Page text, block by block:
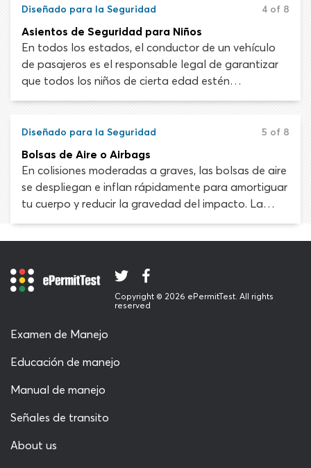
pongan el suyo. Se ha demostrado sin lugar a duda
que los cinturones de seguridad salvan vidas.
Diseñado para la Seguridad 4 of 8
Asientos de Seguridad para Niños
En todos los estados, el conductor de un vehículo
de pasajeros es el responsable legal de garantizar
que todos los niños de cierta edad estén
asegurados con un sistema de sujeción adecuado.
para niños son diferentes en cada estado. La
mayoría impone multas de hasta $100 por las
primeras infracciones. Para los reincidentes, esto
puede aumentar hasta $1.000 o más.
Diseñado para la Seguridad 5 of 8
Bolsas de Aire o Airbags
En colisiones moderadas a graves, las bolsas de aire
se despliegan e inflan rápidamente para amortiguar
tu cuerpo y reducir la gravedad del impacto. La
tecnología de airbag ha avanzado mucho desde
vidas.
Copyright © 2026 ePermitTest. All rights
reserved
Examen de Manejo
Educación de manejo
Manual de manejo
Señales de transito
About us